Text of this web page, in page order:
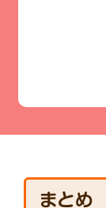
まとめ